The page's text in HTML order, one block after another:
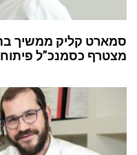
סמארט קליק ממשיך
מצטרף כסמנכ”ל